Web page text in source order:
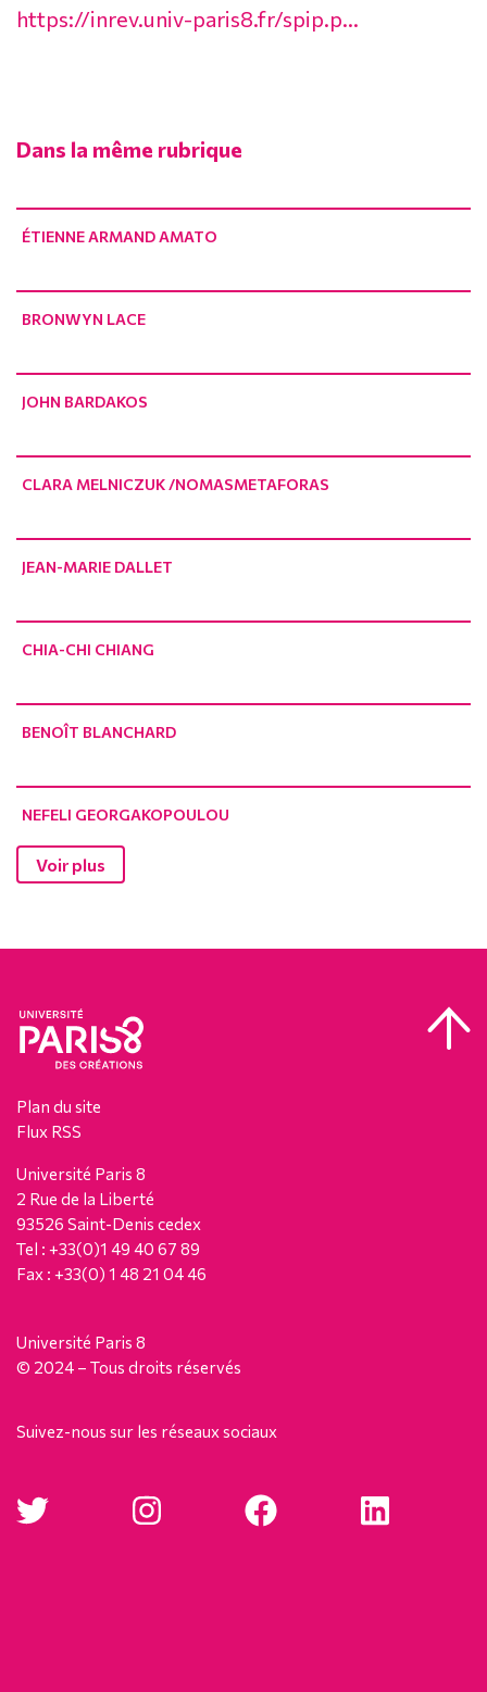
https://inrev.univ-paris8.fr/spip.p...
Dans la même rubrique
ÉTIENNE ARMAND AMATO
BRONWYN LACE
JOHN BARDAKOS
CLARA MELNICZUK /NOMASMETAFORAS
JEAN-MARIE DALLET
CHIA-CHI CHIANG
BENOÎT BLANCHARD
NEFELI GEORGAKOPOULOU
Voir plus
Plan du site
Flux RSS
Université Paris 8
2 Rue de la Liberté
93526 Saint-Denis cedex
Tel : +33(0)1 49 40 67 89
Fax : +33(0) 1 48 21 04 46
Université Paris 8
© 2024 – Tous droits réservés
Suivez-nous sur les réseaux sociaux